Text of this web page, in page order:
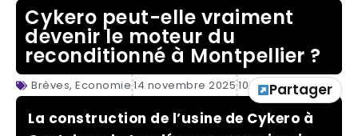
Cykero peut-elle vraiment
devenir le moteur du
reconditionné à Montpellier ?
Brèves, Economie 14 novembre 2025 10:26 Partager
La construction de l’usine de Cykero à